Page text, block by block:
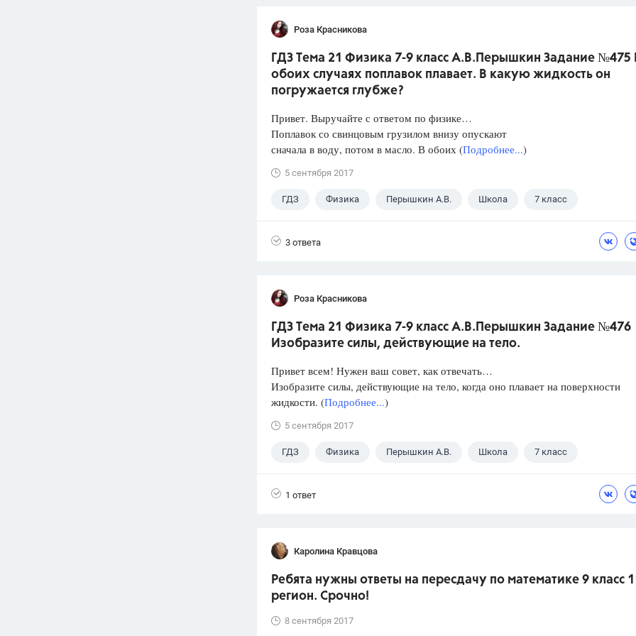
Роза Красникова
ГДЗ Тема 21 Физика 7-9 класс А.В.Перышкин Задание №475
обоих случаях поплавок плавает. В какую жидкость он
погружается глубже?
Привет. Выручайте с ответом по физике…
Поплавок со свинцовым грузилом внизу опускают
сначала в воду, потом в масло. В обоих (Подробнее...)
5 сентября 2017
ГДЗ Физика Перышкин А.В. Школа 7 класс
3 ответа
Роза Красникова
ГДЗ Тема 21 Физика 7-9 класс А.В.Перышкин Задание №476
Изобразите силы, действующие на тело.
Привет всем! Нужен ваш совет, как отвечать…
Изобразите силы, действующие на тело, когда оно плавает на поверхности
жидкости. (Подробнее...)
5 сентября 2017
ГДЗ Физика Перышкин А.В. Школа 7 класс
1 ответ
Каролина Кравцова
Ребята нужны ответы на пересдачу по математике 9 класс
регион. Срочно!
8 сентября 2017